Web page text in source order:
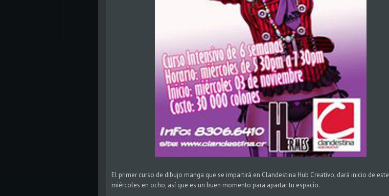
El primer curso de dibujo manga que se impartirá en Clandestina Hub Creativo, dará inicio de este
miércoles en ocho, así que es un buen momento para apartar tu espacio.